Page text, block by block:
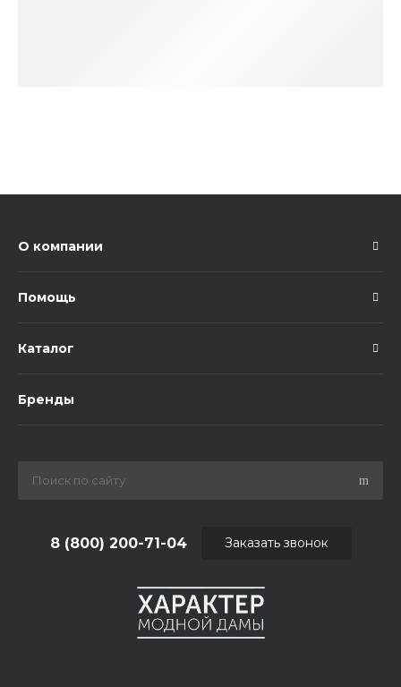
О компании
Помощь
Каталог
Бренды
8 (800) 200-71-04 Заказать звонок